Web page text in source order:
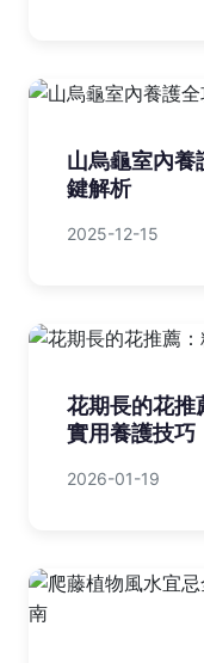
山烏龜室內養
鍵解析
2025-12-15
花期長的花推
實用養護技巧
2026-01-19